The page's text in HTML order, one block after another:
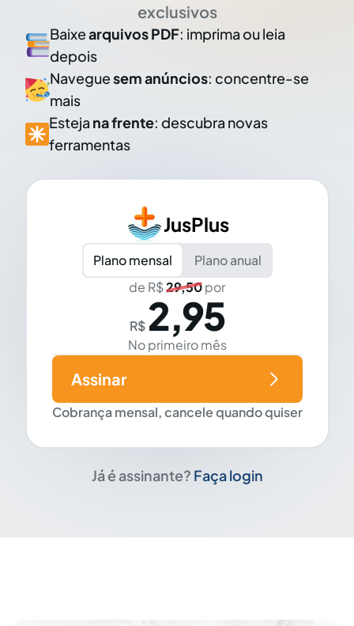
exclusivos
Baixearquivos PDF: imprima ou leia
depois
Naveguesem anúncios: concentre-se
mais
Esteja na frente: descubra novas
ferramentas
JusPlus
Plano mensal
Plano anual
de R$29,50por
R$ 2,95
No primeiro mês
Cobrança mensal, cancele quando quiser
Assinar
Já é assinante? Faça login